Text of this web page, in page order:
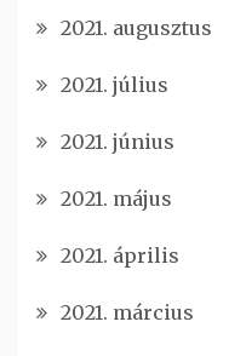
2021. augusztus
2021. július
2021. június
2021. május
2021. április
2021. március